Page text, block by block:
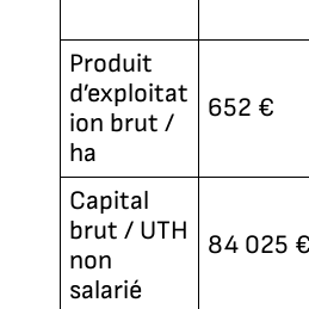
Produit
d’exploitat
ion brut /
ha
652 €
Capital
brut / UTH
non
salarié
84 025 €